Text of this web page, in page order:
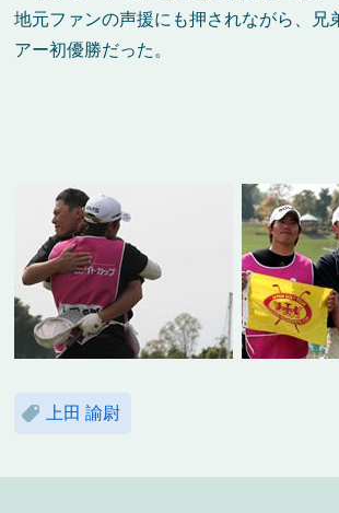
地元ファンの声援にも押されながら、兄
アー初優勝だった。
上田 諭尉